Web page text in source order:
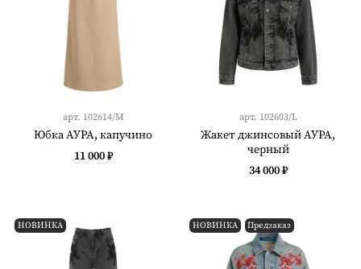
арт. 102614/M
Юбка АУРА, капучино
11 000 ₽
арт. 102603/L
Жакет джинсовый АУРА,
черный
34 000 ₽
НОВИНКА НОВИНКА Предзаказ